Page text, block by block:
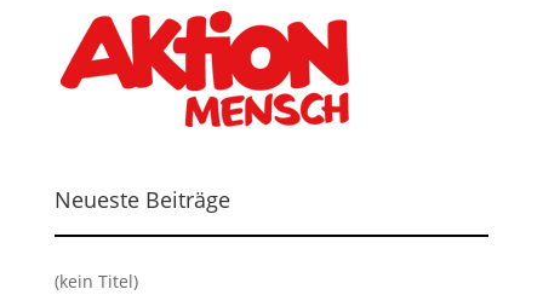
Neueste Beiträge
(kein Titel)